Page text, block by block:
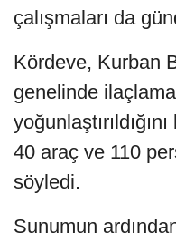
çalışmaları da
Kördeve, Kurban
genelinde
40 araç ve 110
söyledi.
Sunumun